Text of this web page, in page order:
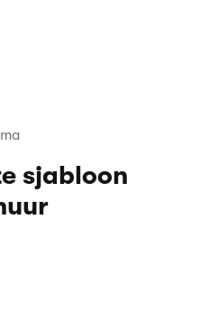
sjabloon